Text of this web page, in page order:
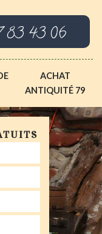
83 43 06
ACHAT
ANTIQUITÉ 79